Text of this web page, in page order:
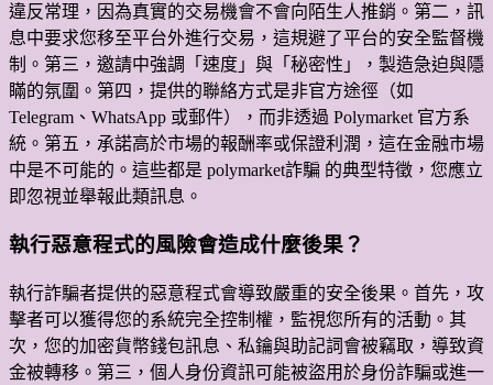
違反常理，因為真實的交易機會不會向陌生人推銷。第二，訊
息中要求您移至平台外進行交易，這規避了平台的安全監督機
制。第三，邀請中強調「速度」與「秘密性」，製造急迫與隱
瞞的氛圍。第四，提供的聯絡方式是非官方途徑（如
Telegram、WhatsApp 或郵件），而非透過 Polymarket 官方系
統。第五，承諾高於市場的報酬率或保證利潤，這在金融市場
中是不可能的。這些都是 polymarket詐騙 的典型特徵，您應立
即忽視並舉報此類訊息。
執行惡意程式的風險會造成什麼後果？
執行詐騙者提供的惡意程式會導致嚴重的安全後果。首先，攻
擊者可以獲得您的系統完全控制權，監視您所有的活動。其
次，您的加密貨幣錢包訊息、私鑰與助記詞會被竊取，導致資
金被轉移。第三，個人身份資訊可能被盜用於身份詐騙或進一